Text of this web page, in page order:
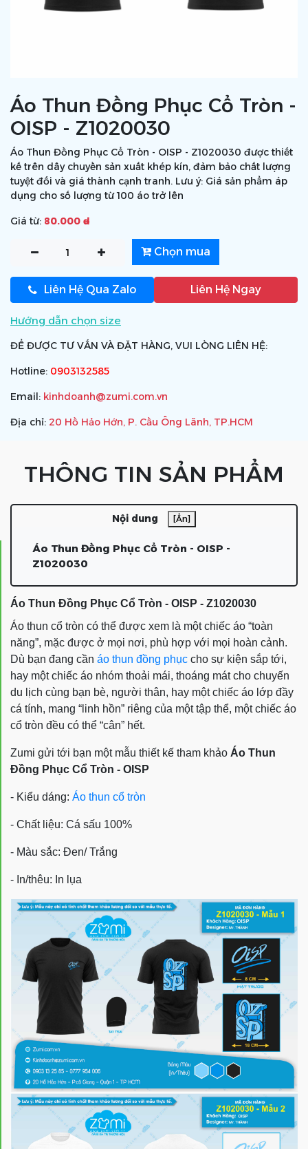
Áo Thun Đồng Phục Cổ Tròn -
OISP - Z1020030
Áo Thun Đồng Phục Cổ Tròn - OISP - Z1020030 được thiết
kế trên dây chuyền sản xuất khép kín, đảm bảo chất lượng
tuyệt đối và giá thành cạnh tranh. Lưu ý: Giá sản phẩm áp
dụng cho số lượng từ 100 áo trở lên
Giá từ: 80.000 ₫
Chọn mua
Liên Hệ Qua Zalo Liên Hệ Ngay
Hướng dẫn chọn size
ĐỂ ĐƯỢC TƯ VẤN VÀ ĐẶT HÀNG, VUI LÒNG LIÊN HỆ:
Hotline: 0903132585
Email: kinhdoanh@zumi.com.vn
Địa chỉ: 20 Hồ Hảo Hớn, P. Cầu Ông Lãnh, TP.HCM
THÔNG TIN SẢN PHẨM
Nội dung [Ẩn]
Áo Thun Đồng Phục Cổ Tròn - OISP -
Z1020030
Áo Thun Đồng Phục Cổ Tròn - OISP - Z1020030
Áo thun cổ tròn có thể được xem là một chiếc áo “toàn
năng”, mặc được ở mọi nơi, phù hợp với mọi hoàn cảnh.
Dù bạn đang cần áo thun đồng phục cho sự kiện sắp tới,
hay một chiếc áo nhóm thoải mái, thoáng mát cho chuyến
du lịch cùng bạn bè, người thân, hay một chiếc áo lớp đầy
cá tính, mang “linh hồn” riêng của một tập thể, một chiếc áo
cổ tròn đều có thể “cân” hết.
Zumi gửi tới bạn một mẫu thiết kế tham khảo Áo Thun
Đồng Phục Cổ Tròn - OISP
- Kiểu dáng: Áo thun cổ tròn
- Chất liệu: Cá sấu 100%
- Màu sắc: Đen/ Trắng
- In/thêu: In lụa